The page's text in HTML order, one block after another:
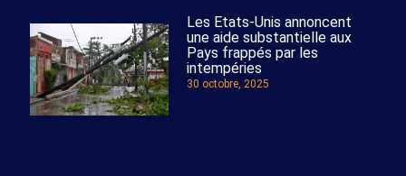
Les Etats-Unis annoncent
une aide substantielle aux
Pays frappés par les
intempéries
30 octobre, 2025